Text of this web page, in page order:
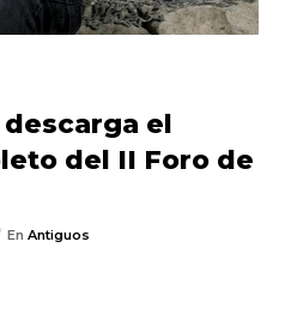
el
del II Foro de
EnAntiguos